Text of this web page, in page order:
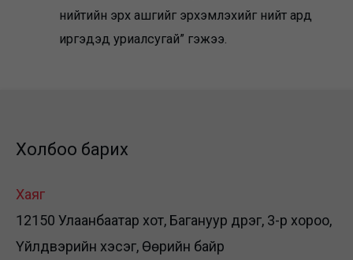
нийтийн эрх ашгийг эрхэмлэхийг нийт ард
иргэдэд уриалсугай” гэжээ.
Холбоо барих
Хаяг
12150 Улаанбаатар хот, Багануур дүүрэг, 3-р хороо,
Үйлдвэрийн хэсэг, Өөрийн байр